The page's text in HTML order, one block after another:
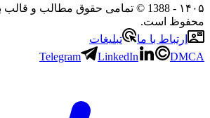
۱۴۰۵
- 1388 © تمامی حقوق مطالب و
محفوظ است.
ارتباط با ما
تبلیغات
Telegram
LinkedIn DMCA